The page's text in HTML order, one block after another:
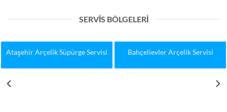
SERVIS BÖLGELERI
Bakırköy Arçelik Servisi Başakşehir Arçelik Servisi